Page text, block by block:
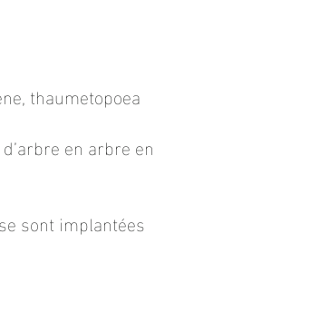
thaumetopoea
en arbre en
sont implantées